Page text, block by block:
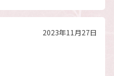
2023年11月27日